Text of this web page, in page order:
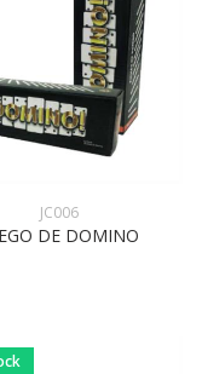
JC006
DE DOMINO